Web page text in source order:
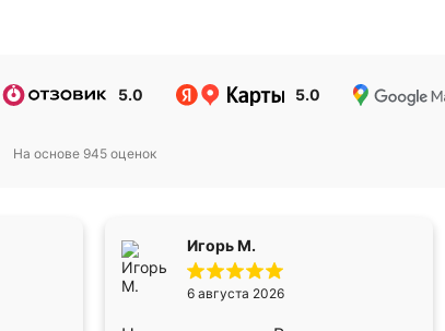
5.0 5.0
На основе 945 оценок
Игорь М.
6 августа 2026